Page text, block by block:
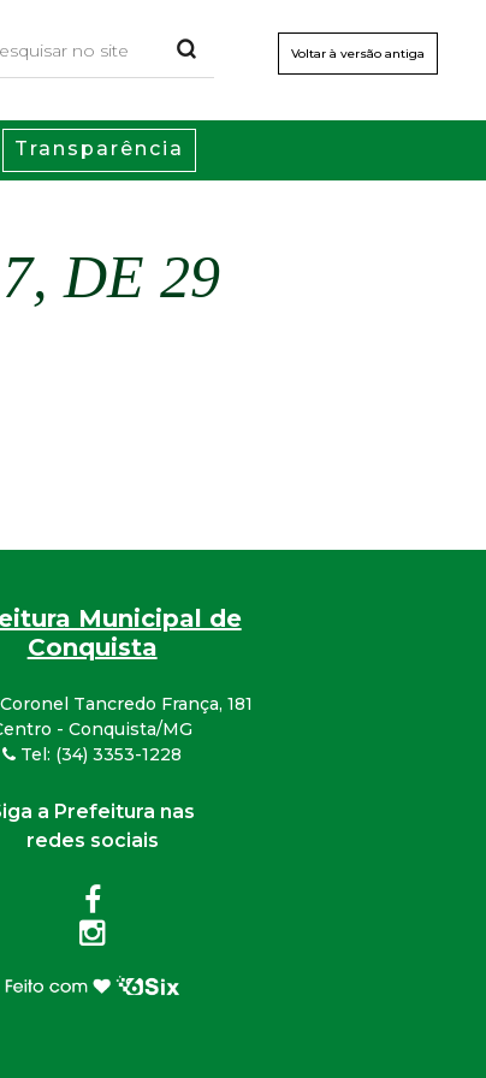
Voltar à versão antiga
Transparência
DE 29
Municipal de
Conquista
Tancredo França, 181
- Conquista/MG
Tel: (34) 3353-1228
a Prefeitura nas
redes sociais